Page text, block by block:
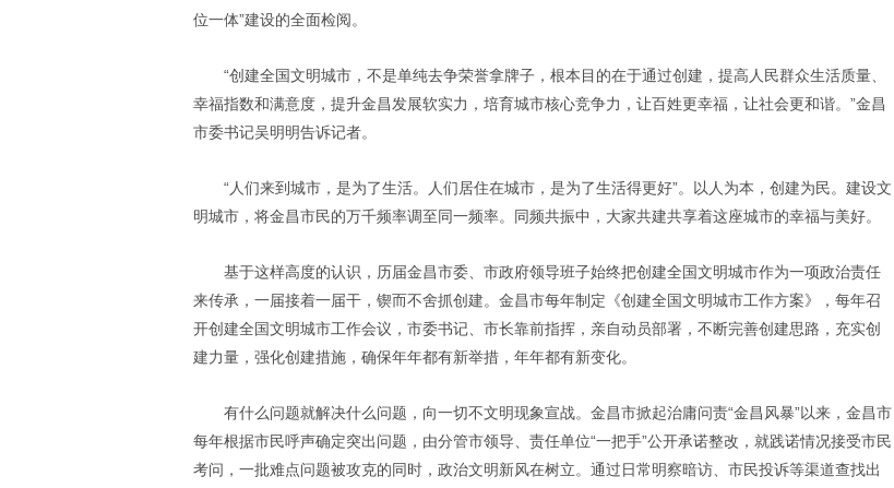
位一体”建设的全面检阅。
“创建全国文明城市，不是单纯去争荣誉拿牌子，根本目的在于通过创建，提高人民群众生活质量、
幸福指数和满意度，提升金昌发展软实力，培育城市核心竞争力，让百姓更幸福，让社会更和谐。”金昌
市委书记吴明明告诉记者。
“人们来到城市，是为了生活。人们居住在城市，是为了生活得更好”。以人为本，创建为民。建设文
明城市，将金昌市民的万千频率调至同一频率。同频共振中，大家共建共享着这座城市的幸福与美好。
基于这样高度的认识，历届金昌市委、市政府领导班子始终把创建全国文明城市作为一项政治责任
来传承，一届接着一届干，锲而不舍抓创建。金昌市每年制定《创建全国文明城市工作方案》，每年召
开创建全国文明城市工作会议，市委书记、市长靠前指挥，亲自动员部署，不断完善创建思路，充实创
建力量，强化创建措施，确保年年都有新举措，年年都有新变化。
有什么问题就解决什么问题，向一切不文明现象宣战。金昌市掀起治庸问责“金昌风暴”以来，金昌市
每年根据市民呼声确定突出问题，由分管市领导、责任单位“一把手”公开承诺整改，就践诺情况接受市民
考问，一批难点问题被攻克的同时，政治文明新风在树立。通过日常明察暗访、市民投诉等渠道查找出